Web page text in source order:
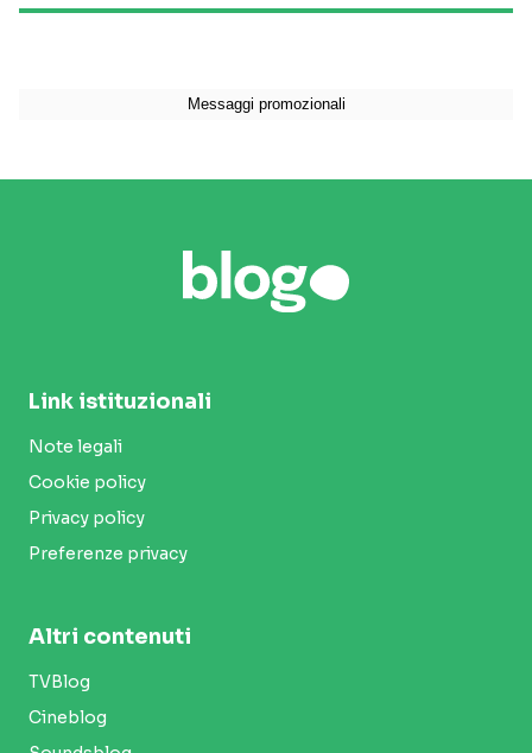
Link istituzionali
Note legali
Cookie policy
Privacy policy
Preferenze privacy
Altri contenuti
TVBlog
Cineblog